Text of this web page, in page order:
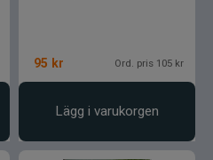
95 kr Ord. pris 105 kr
Lägg i varukorgen